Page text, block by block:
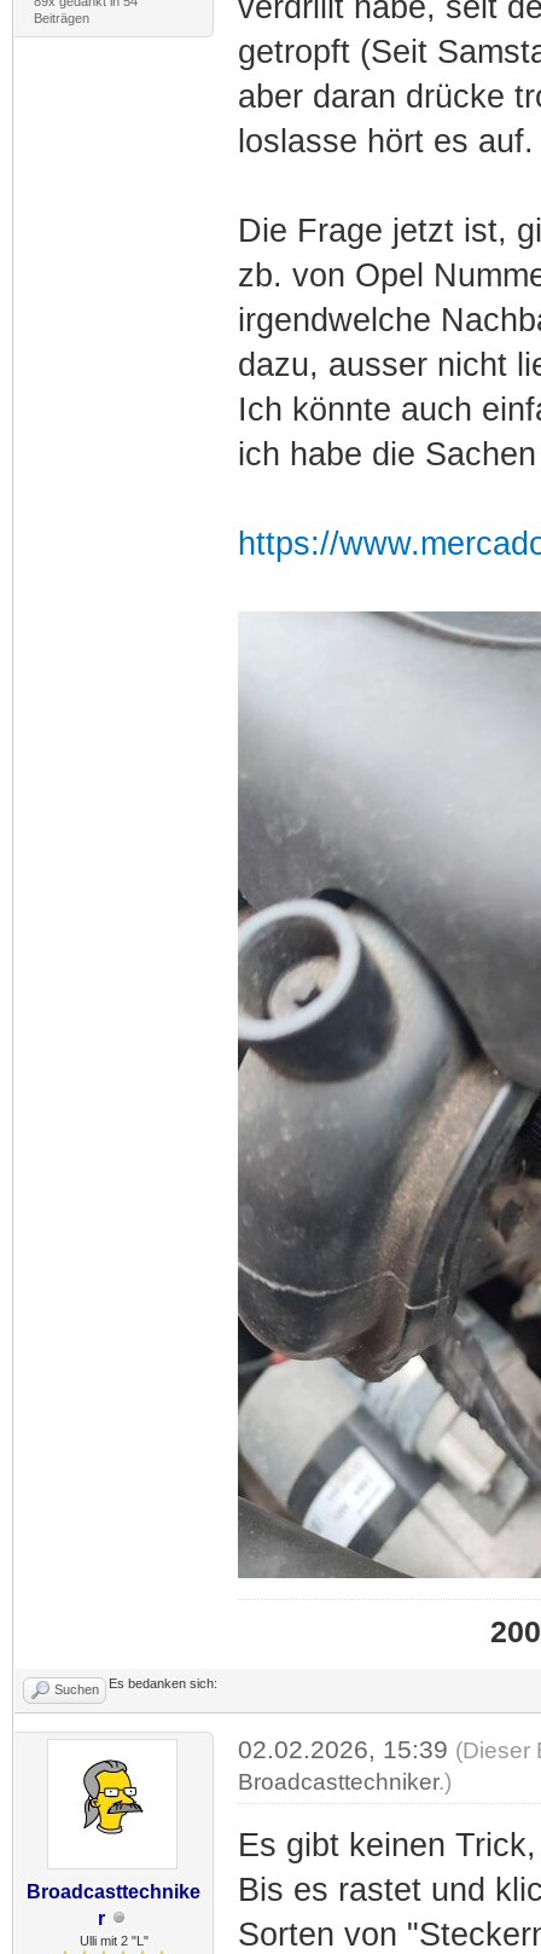
Beiträgen
getropft (Seit
aber daran drücke
loslasse hört es auf.
Die Frage jetzt ist,
zb. von Opel
irgendwelche
dazu, ausser nicht
Ich könnte auch
ich habe die
https://
Suchen Es bedanken sich:
Broadcasttechnike
r
Ulli mit 2 "L"
02.02.2026, 15:39 (Dieser
Broadcasttechniker.)
Es gibt keinen
Bis es rastet und
Sorten von